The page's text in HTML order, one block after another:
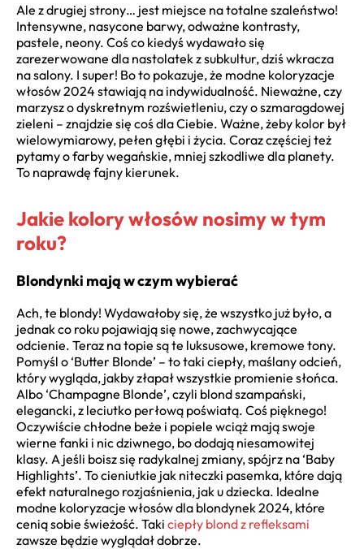
Ale z drugiej strony… jest miejsce na totalne szaleństwo!
Intensywne, nasycone barwy, odważne kontrasty,
pastele, neony. Coś co kiedyś wydawało się
zarezerwowane dla nastolatek z subkultur, dziś wkracza
na salony. I super! Bo to pokazuje, że modne koloryzacje
włosów 2024 stawiają na indywidualność. Nieważne, czy
marzysz o dyskretnym rozświetleniu, czy o szmaragdowej
zieleni – znajdzie się coś dla Ciebie. Ważne, żeby kolor był
wielowymiarowy, pełen głębi i życia. Coraz częściej też
pytamy o farby wegańskie, mniej szkodliwe dla planety.
To naprawdę fajny kierunek.
Jakie kolory włosów nosimy w tym
roku?
Blondynki mają w czym wybierać
Ach, te blondy! Wydawałoby się, że wszystko już było, a
jednak co roku pojawiają się nowe, zachwycające
odcienie. Teraz na topie są te luksusowe, kremowe tony.
Pomyśl o ‘Butter Blonde’ – to taki ciepły, maślany odcień,
który wygląda, jakby złapał wszystkie promienie słońca.
Albo ‘Champagne Blonde’, czyli blond szampański,
elegancki, z leciutko perłową poświatą. Coś pięknego!
Oczywiście chłodne beże i popiele wciąż mają swoje
wierne fanki i nic dziwnego, bo dodają niesamowitej
klasy. A jeśli boisz się radykalnej zmiany, spójrz na ‘Baby
Highlights’. To cieniutkie jak niteczki pasemka, które dają
efekt naturalnego rozjaśnienia, jak u dziecka. Idealne
modne koloryzacje włosów dla blondynek 2024, które
cenią sobie świeżość. Taki ciepły blond z refleksami
zawsze będzie wyglądał dobrze.